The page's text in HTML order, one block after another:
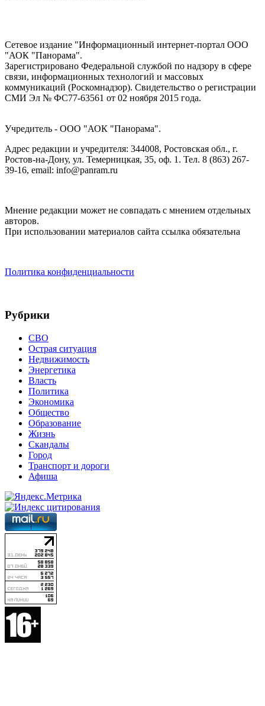
Сетевое издание "Информационный интернет-портал ООО
"АОК "Панорама".
Зарегистрировано Федеральной службой по надзору в сфере
связи, информационных технологий и массовых
коммуникаций (Роскомнадзор). Cвидетельство о регистрации
СМИ Эл № ФС77-63561 от 02 ноября 2015 года.
Учредитель - ООО "АОК "Панорама".
Адрес редакции и учредителя: 344008, Ростовская обл., г.
Ростов-на-Дону, ул. Темерницкая, 35, оф. 1. Тел. 8 (863) 267-
39-16, email: info@panram.ru
Мнение редакции может не совпадать с мнением отдельных
авторов.
При использовании материалов сайта ссылка обязательна
Политика конфиденциальности
Рубрики
СВО
Острая ситуация
Недвижимость
Энергетика
Власть
Политика
Экономика
Общество
Образование
Жизнь
Скандалы
Город
Транспорт и дороги
Афиша